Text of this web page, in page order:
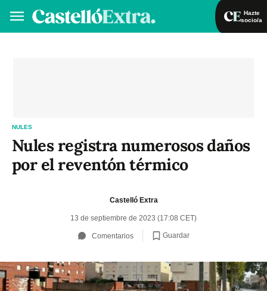
Hazte
socio/a
NULES
Nules registra numerosos daños
por el reventón térmico
Castelló Extra
13 de septiembre de 2023 (17:08 CET)
Comentarios Guardar